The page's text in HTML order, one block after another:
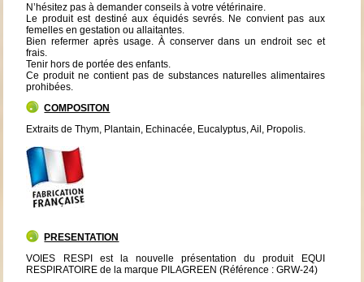
N’hésitez pas à demander conseils à votre vétérinaire.
Le produit est destiné aux équidés sevrés. Ne convient pas aux
femelles en gestation ou allaitantes.
Bien refermer après usage. À conserver dans un endroit sec et
frais.
Tenir hors de portée des enfants.
Ce produit ne contient pas de substances naturelles alimentaires
prohibées.
COMPOSITON
Extraits de Thym, Plantain, Echinacée, Eucalyptus, Ail, Propolis.
PRESENTATION
VOIES RESPI est la nouvelle présentation du produit EQUI
RESPIRATOIRE de la marque PILAGREEN (Référence : GRW-24)